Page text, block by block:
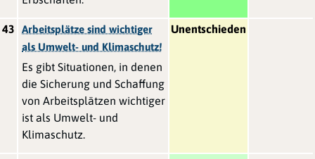
43
Arbeitsplätze sind wichtiger
als Umwelt- und Klimaschutz!
Es gibt Situationen, in denen
die Sicherung und Schaffung
von Arbeitsplätzen wichtiger
ist als Umwelt- und
Klimaschutz.
Unentschieden